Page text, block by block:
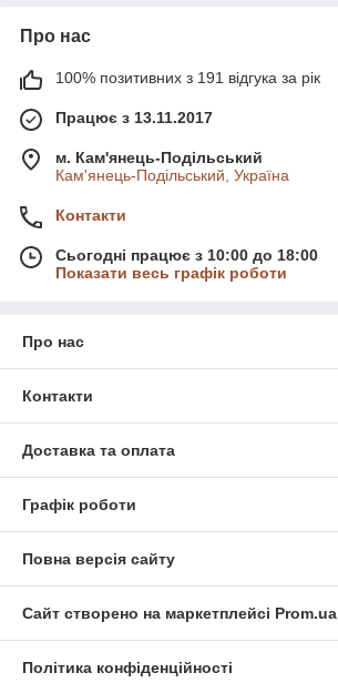
Про нас
100% позитивних з 191 відгука за рік
Працює з 13.11.2017
м. Кам'янець-Подільський
Кам'янець-Подільський, Україна
Контакти
Сьогодні працює з 10:00 до 18:00
Показати весь графік роботи
Про нас
Контакти
Доставка та оплата
Графік роботи
Повна версія сайту
Сайт створено на маркетплейсі Prom.ua
Політика конфіденційності